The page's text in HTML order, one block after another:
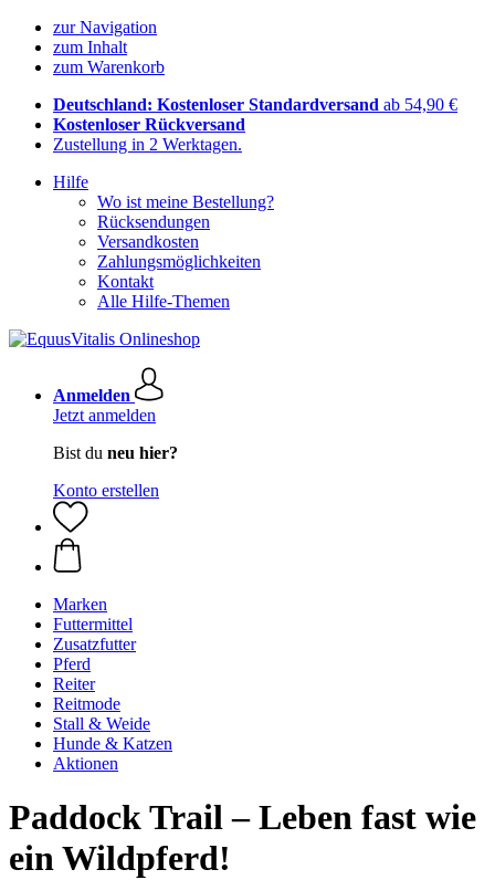
zur Navigation
zum Inhalt
zum Warenkorb
Deutschland: Kostenloser Standardversand ab 54,90 €
Kostenloser Rückversand
Zustellung in 2 Werktagen.
Hilfe
Wo ist meine Bestellung?
Rücksendungen
Versandkosten
Zahlungsmöglichkeiten
Kontakt
Alle Hilfe-Themen
Anmelden
Jetzt anmelden
Bist du neu hier?
Konto erstellen
Marken
Futtermittel
Zusatzfutter
Pferd
Reiter
Reitmode
Stall & Weide
Hunde & Katzen
Aktionen
Paddock Trail – Leben fast wie
ein Wildpferd!